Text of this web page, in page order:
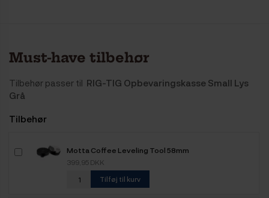
Must-have tilbehør
Tilbehør passer til RIG-TIG Opbevaringskasse Small Lys
Grå
Tilbehør
Motta Coffee Leveling Tool 58mm
399,95 DKK
Tilføj til kurv